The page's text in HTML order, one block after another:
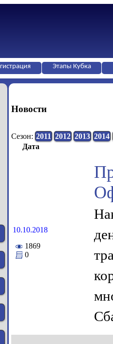
Этапы Кубка
Новости
Сезон: 2011 2012 2013 2014
Дата
10.10.2018
1869
0